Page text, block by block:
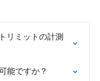
リミットの計測
能ですか？